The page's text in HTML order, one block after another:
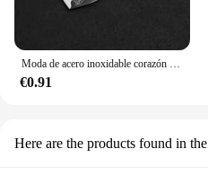
Moda de acero inoxidable corazón rompecabezas cerradura llave colgante pareja collar colgantes collares para amantes joyería del Día de San Valentín
€0.91
Here are the products found in the